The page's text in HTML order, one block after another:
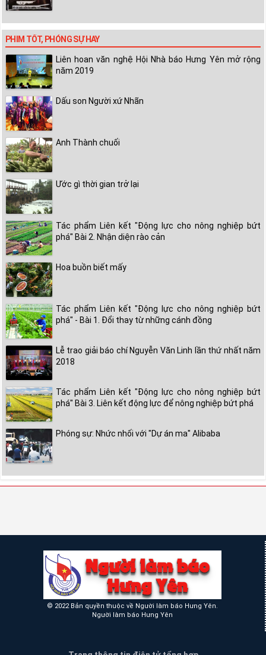
PHIM TỐT, PHÓNG SỰ HAY
Liên hoan văn nghệ Hội Nhà báo Hưng Yên mở rộng
năm 2019
Dấu son Người xứ Nhãn
Anh Thành chuối
Ước gì thời gian trở lại
Tác phẩm Liên kết "Động lực cho nông nghiệp bứt
phá" Bài 2. Nhận diện rào cản
Hoa buồn biết mấy
Tác phẩm Liên kết "Động lực cho nông nghiệp bứt
phá" - Bài 1. Đổi thay từ những cánh đồng
Lễ trao giải báo chí Nguyễn Văn Linh lần thứ nhất năm
2018
Tác phẩm Liên kết "Động lực cho nông nghiệp bứt
phá" Bài 3. Liên kết động lực để nông nghiệp bứt phá
Phóng sự: Nhức nhối với "Dự án ma" Alibaba
© 2022 Bản quyền thuộc về Người làm báo Hưng Yên.
Người làm báo Hưng Yên